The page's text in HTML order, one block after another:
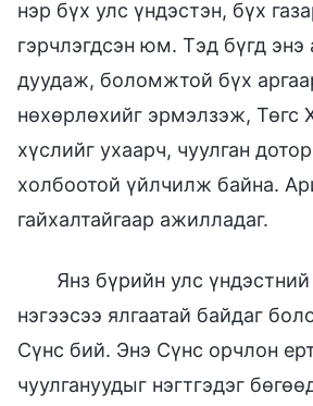
нэр бүх улс үндэстэн, бүх
гэрчлэгдсэн юм. Тэд бүгд энэ
дуудаж, боломжтой бүх
нөхөрлөхийг эрмэлзэж, Төгс
хүслийг ухаарч, чуулган
холбоотой үйлчилж байна.
гайхалтайгаар ажилладаг.
Янз бүрийн улс үндэстний
нэгээсээ ялгаатай байдаг
Сүнс бий. Энэ Сүнс орчлон
чуулгануудыг нэгтгэдэг